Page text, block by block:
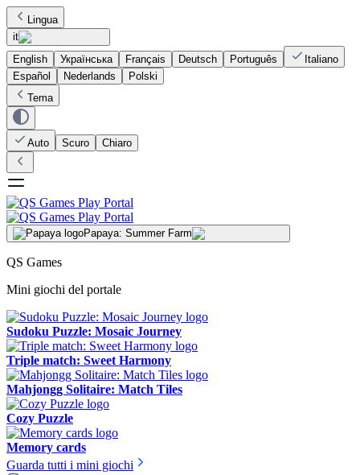
Lingua
it
English
Українська Français Deutsch Português
Italiano
Español
Nederlands
Polski
Tema
Auto Scuro Chiaro
Papaya: Summer Farm
QS Games
Mini giochi del portale
Sudoku Puzzle: Mosaic Journey
Triple match: Sweet Harmony
Mahjongg Solitaire: Match Tiles
Cozy Puzzle
Memory cards
Guarda tutti i mini giochi